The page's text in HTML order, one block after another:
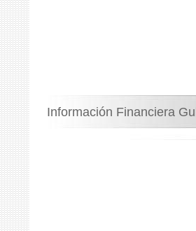
Información Financiera